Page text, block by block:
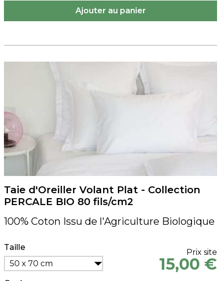
Taie d'Oreiller Volant Plat - Collection
PERCALE BIO 80 fils/cm2
100% Coton Issu de l'Agriculture Biologique
Taille
50 x 70 cm
Prix site
15,00 €